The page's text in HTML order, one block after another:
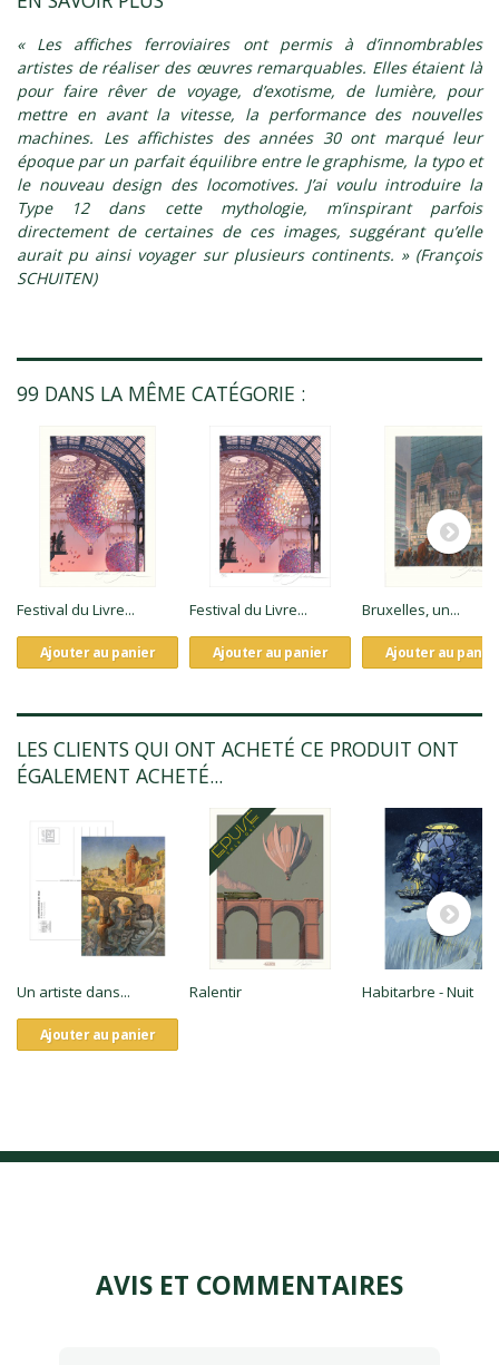
« Les affiches ferroviaires ont permis à d’innombrables
artistes de réaliser des œuvres remarquables. Elles étaient là
pour faire rêver de voyage, d’exotisme, de lumière, pour
mettre en avant la vitesse, la performance des nouvelles
machines. Les affichistes des années 30 ont marqué leur
époque par un parfait équilibre entre le graphisme, la typo et
le nouveau design des locomotives. J’ai voulu introduire la
Type 12 dans cette mythologie, m’inspirant parfois
directement de certaines de ces images, suggérant qu’elle
aurait pu ainsi voyager sur plusieurs continents. » (François
SCHUITEN)
99 DANS LA MÊME CATÉGORIE :
Festival du Livre...
Ajouter au panier
Festival du Livre...
Ajouter au panier
Bruxelles, un...
Ajouter au
LES CLIENTS QUI ONT ACHETÉ CE PRODUIT ONT
ÉGALEMENT ACHETÉ...
Un artiste dans...
Ajouter au panier
Ralentir Habitarbre - Nuit
AVIS ET COMMENTAIRES